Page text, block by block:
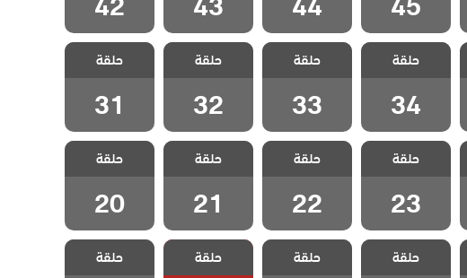
مسلسل شارع
السلام الحلقة
34
حلقة
34
مسلسل شارع
السلام الحلقة
33
حلقة
33
مسلسل شارع
السلام الحلقة
32
حلقة
32
مسلسل شارع
السلام الحلقة
31
حلقة
31
مسلسل شارع
السلام الحلقة
23
حلقة
23
مسلسل شارع
السلام الحلقة
22
حلقة
22
مسلسل شارع
السلام الحلقة
21
حلقة
21
مسلسل شارع
السلام الحلقة
20
حلقة
20
مسلسل شارع
السلام الحلقة
حلقة
مسلسل شارع
السلام الحلقة
حلقة
مسلسل شارع
السلام الحلقة
حلقة
مسلسل شارع
السلام الحلقة 9
حلقة